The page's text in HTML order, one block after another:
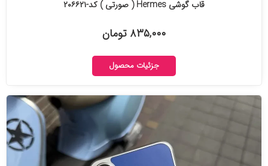
قاب گوشی Hermes ( صورتی ) کد-۲۰۶۶۲۱
۸۳۵,۰۰۰ تومان
جزئیات محصول